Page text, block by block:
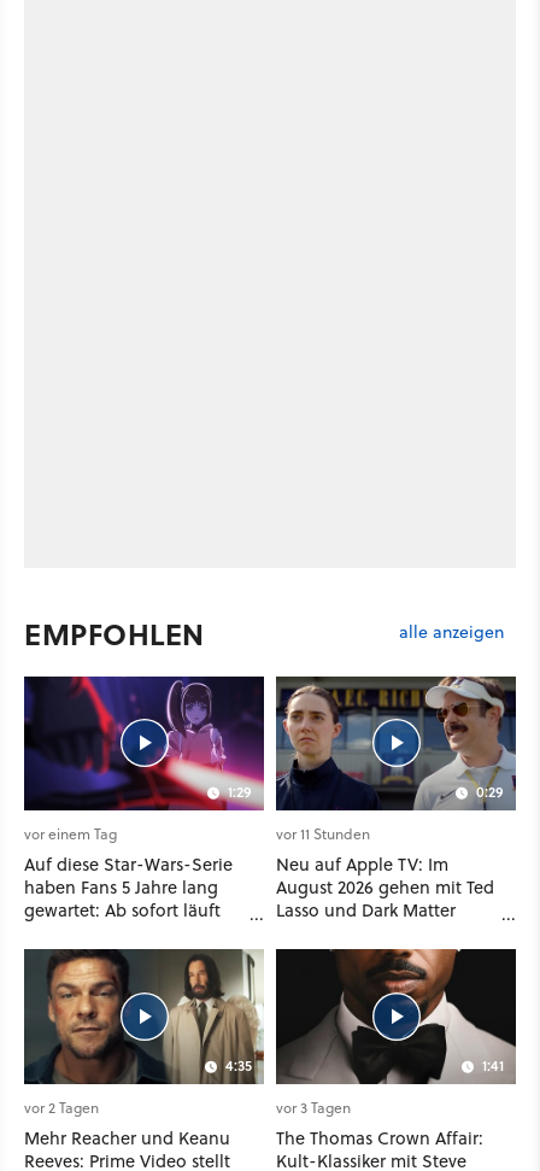
EMPFOHLEN alle anzeigen
1:29
vor einem Tag
Auf diese Star-Wars-Serie
haben Fans 5 Jahre lang
gewartet: Ab sofort läuft
Disney Plus
0:29
vor 11 Stunden
Neu auf Apple TV: Im
August 2026 gehen mit Ted
Lasso und Dark Matter
Highlights weiter
4:35
vor 2 Tagen
Mehr Reacher und Keanu
Reeves: Prime Video stellt
1:41
vor 3 Tagen
The Thomas Crown Affair:
Kult-Klassiker mit Steve